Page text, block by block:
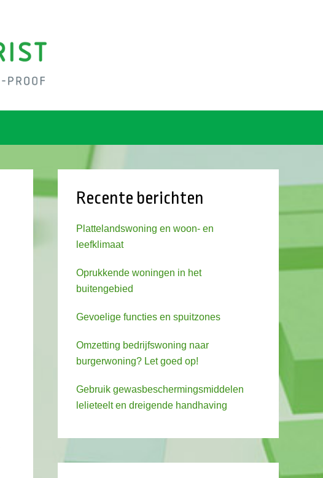
Recente berichten
Plattelandswoning en woon- en
leefklimaat
Oprukkende woningen in het
buitengebied
Gevoelige functies en spuitzones
Omzetting bedrijfswoning naar
burgerwoning? Let goed op!
Gebruik gewasbeschermingsmiddelen
lelieteelt en dreigende handhaving